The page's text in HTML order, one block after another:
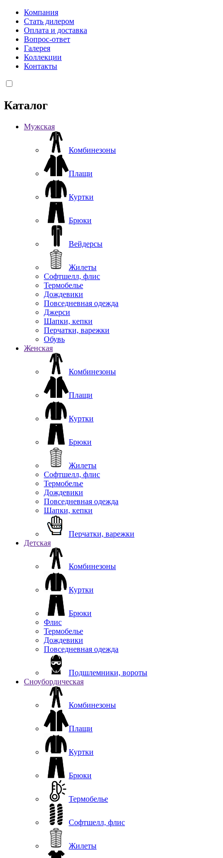
Компания
Стать дилером
Оплата и доставка
Вопрос-ответ
Галерея
Коллекции
Контакты
Каталог
Мужская
Комбинезоны
Плащи
Куртки
Брюки
Вейдерсы
Жилеты
Софтшелл, флис
Термобелье
Дождевики
Повседневная одежда
Джерси
Шапки, кепки
Перчатки, варежки
Обувь
Женская
Комбинезоны
Плащи
Куртки
Брюки
Жилеты
Софтшелл, флис
Термобелье
Дождевики
Повседневная одежда
Шапки, кепки
Перчатки, варежки
Детская
Комбинезоны
Куртки
Брюки
Флис
Термобелье
Дождевики
Повседневная одежда
Подшлемники, вороты
Сноубордическая
Комбинезоны
Плащи
Куртки
Брюки
Термобелье
Софтшелл, флис
Жилеты